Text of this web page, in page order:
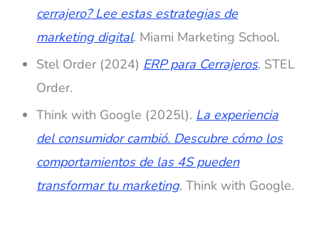
cerrajero? Lee estas estrategias de
marketing digital. Miami Marketing School.
Stel Order (2024) ERP para Cerrajeros. STEL
Order.
Think with Google (2025l). La experiencia
del consumidor cambió. Descubre cómo los
comportamientos de las 4S pueden
transformar tu marketing. Think with Google.